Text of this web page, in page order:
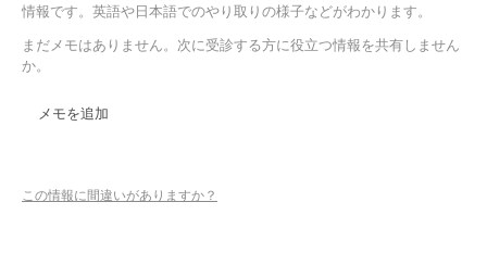
情報です。英語や日本語でのやり取りの様子などがわかります。
まだメモはありません。次に受診する方に役立つ情報を共有しません
か。
メモを追加
この情報に間違いがありますか？